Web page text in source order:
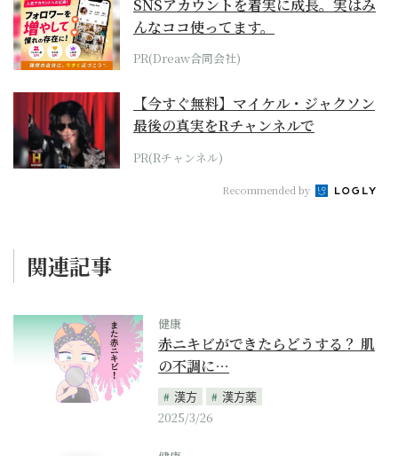
SNSアカウントを着実に成長。実はみ
んなココ使ってます。
PR(Dreaw合同会社)
【今すぐ無料】マイケル・ジャクソン
最後の真実をRチャンネルで
PR(Rチャンネル)
Recommended by
関連記事
健康
赤ニキビができたらどうする？ 肌
の不調に…
漢方
漢方薬
2025/3/26